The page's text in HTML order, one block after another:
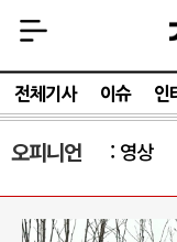
전체기사 이슈 인
오피니언 영상